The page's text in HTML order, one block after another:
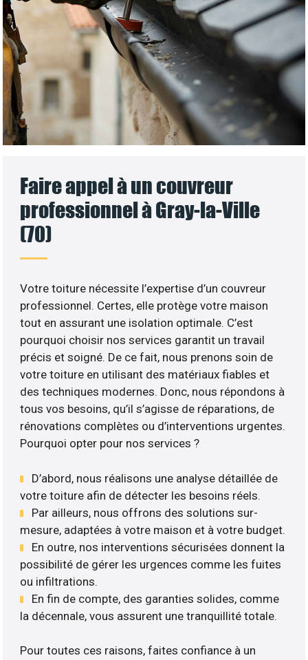
Faire appel à un couvreur
professionnel à Gray-la-Ville
(70)
Votre toiture nécessite l’expertise d’un couvreur
professionnel. Certes, elle protège votre maison
tout en assurant une isolation optimale. C’est
pourquoi choisir nos services garantit un travail
précis et soigné. De ce fait, nous prenons soin de
votre toiture en utilisant des matériaux fiables et
des techniques modernes. Donc, nous répondons à
tous vos besoins, qu’il s’agisse de réparations, de
rénovations complètes ou d’interventions urgentes.
Pourquoi opter pour nos services ?
D’abord, nous réalisons une analyse détaillée de
votre toiture afin de détecter les besoins réels.
Par ailleurs, nous offrons des solutions sur-
mesure, adaptées à votre maison et à votre budget.
En outre, nos interventions sécurisées donnent la
possibilité de gérer les urgences comme les fuites
ou infiltrations.
En fin de compte, des garanties solides, comme
la décennale, vous assurent une tranquillité totale.
Pour toutes ces raisons, faites confiance à un